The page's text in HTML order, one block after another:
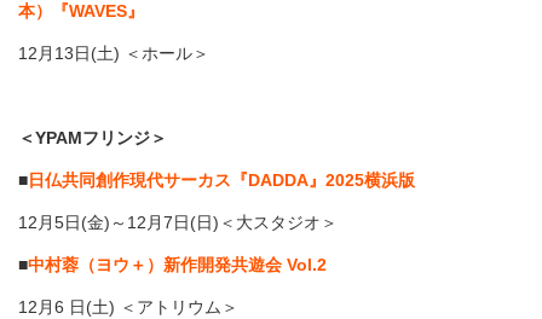
本）『WAVES』
12月13日(土) ＜ホール＞
＜YPAMフリンジ＞
■日仏共同創作現代サーカス『DADDA』2025横浜版
12月5日(金)～12月7日(日)＜大スタジオ＞
■中村蓉（ヨウ＋）新作開発共遊会 Vol.2
12月6 日(土) ＜アトリウム＞